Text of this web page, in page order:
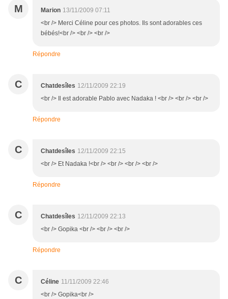
M Marion 13/11/2009 07:11
<br /> Merci Céline pour ces photos. Ils sont adorables ces
bébés!<br /> <br /> <br />
Répondre
C Chatdesîles 12/11/2009 22:19
<br /> Il est adorable Pablo avec Nadaka ! <br /> <br /> <br />
Répondre
C Chatdesîles 12/11/2009 22:15
<br /> Et Nadaka !<br /> <br /> <br /> <br />
Répondre
C Chatdesîles 12/11/2009 22:13
<br /> Gopika <br /> <br /> <br />
Répondre
C Céline 11/11/2009 22:46
<br /> Gopika<br />